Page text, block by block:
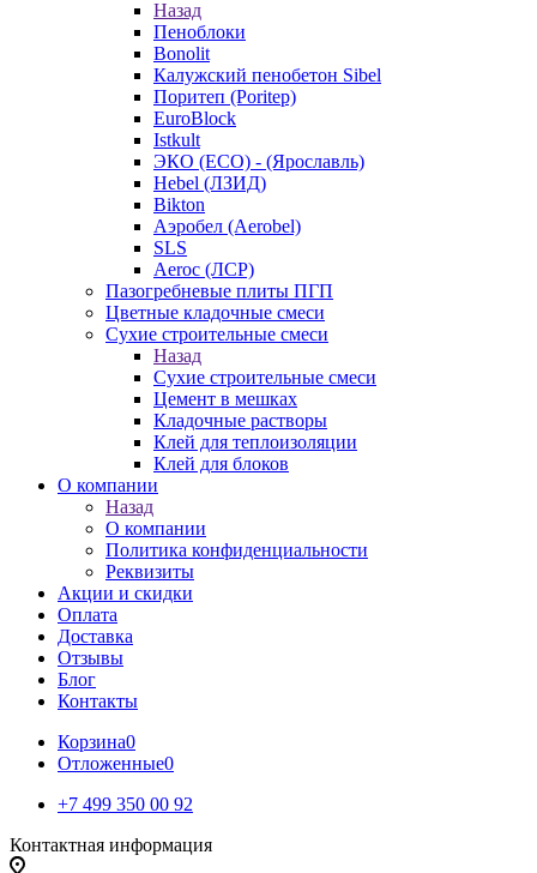
Назад
Пеноблоки
Bonolit
Калужский пенобетон Sibel
Поритеп (Poritep)
EuroBlock
Istkult
ЭКО (ECO) - (Ярославль)
Hebel (ЛЗИД)
Bikton
Аэробел (Aerobel)
SLS
Aeroc (ЛСР)
Пазогребневые плиты ПГП
Цветные кладочные смеси
Сухие строительные смеси
Назад
Сухие строительные смеси
Цемент в мешках
Кладочные растворы
Клей для теплоизоляции
Клей для блоков
О компании
Назад
О компании
Политика конфиденциальности
Реквизиты
Акции и скидки
Оплата
Доставка
Отзывы
Блог
Контакты
Корзина0
Отложенные0
+7 499 350 00 92
Контактная информация